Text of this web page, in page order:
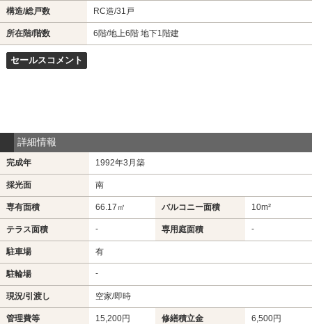
構造/総戸数 RC造/31戸
所在階/階数 6階/地上6階 地下1階建
セールスコメント
詳細情報
完成年 1992年3月築
採光面 南
専有面積 66.17㎡ バルコニー面積 10m²
テラス面積 - 専用庭面積 -
駐車場 有
駐輪場 -
現況/引渡し 空家/即時
管理費等 15,200円 修繕積立金 6,500円